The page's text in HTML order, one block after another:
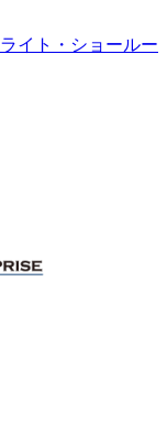
イト・ショールー